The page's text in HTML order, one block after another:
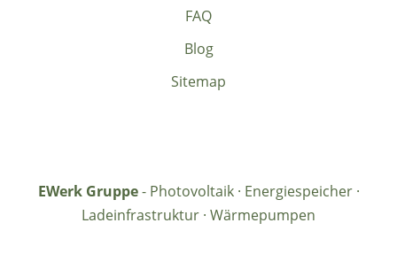
FAQ
Blog
Sitemap
EWerk Gruppe- Photovoltaik · Energiespeicher ·
Ladeinfrastruktur · Wärmepumpen